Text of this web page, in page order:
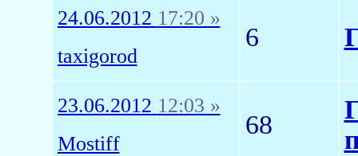
24.06.2012 17:20 »
taxigorod
6
23.06.2012 12:03 »
Mostiff
68